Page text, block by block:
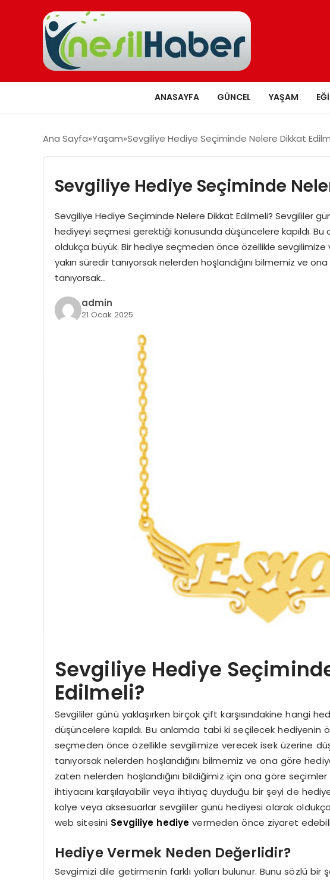
ANASAYFA GÜNCEL YAŞAM
Ana Sayfa Yaşam Sevgiliye Hediye Seçiminde Nelere Dikkat
Sevgiliye Hediye Seçiminde
Sevgiliye Hediye Seçiminde Nelere Dikkat Edilmeli? Sevgililer
hediyeyi seçmesi gerektiği konusunda düşüncelere kapıldı.
oldukça büyük. Bir hediye seçmeden önce özellikle
yakın süredir tanıyorsak nelerden hoşlandığını bilmemiz ve
tanıyorsak…
admin
21 Ocak 2025
Sevgiliye Hediye
Edilmeli?
Sevgililer günü yaklaşırken birçok çift karşısındakine hangi
düşüncelere kapıldı. Bu anlamda tabi ki seçilecek hediyenin
seçmeden önce özellikle sevgilimize verecek isek üzerine
tanıyorsak nelerden hoşlandığını bilmemiz ve ona göre
zaten nelerden hoşlandığını bildiğimiz için ona göre
ihtiyacını karşılayabilir veya ihtiyaç duyduğu bir şeyi de
kolye veya aksesuarlar sevgililer günü hediyesi olarak
web sitesini Sevgiliye hediye vermeden önce ziyaret
Hediye Vermek Neden Değerlidir?
Sevgimizi dile getirmenin farklı yolları bulunur. Bunu sözlü